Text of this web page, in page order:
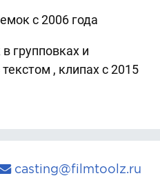
с 2006 года
групповках и
, клипах с 2015
casting@filmtoolz.ru